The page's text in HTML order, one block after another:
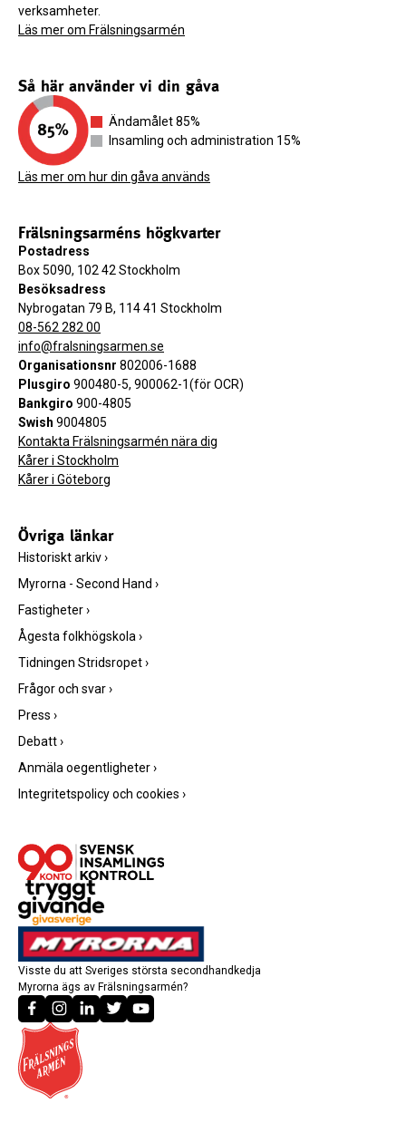
verksamheter.
Läs mer om Frälsningsarmén
Så här använder vi din gåva
Ändamålet 85%
Insamling och administration 15%
Läs mer om hur din gåva används
Frälsningsarméns högkvarter
Postadress
Box 5090, 102 42 Stockholm
Besöksadress
Nybrogatan 79 B, 114 41 Stockholm
08-562 282 00
info@fralsningsarmen.se
Organisationsnr 802006-1688
Plusgiro 900480-5, 900062-1(för OCR)
Bankgiro 900-4805
Swish 9004805
Kontakta Frälsningsarmén nära dig
Kårer i Stockholm
Kårer i Göteborg
Övriga länkar
Historiskt arkiv›
Myrorna - Second Hand ›
Fastigheter›
Ågesta folkhögskola ›
Tidningen Stridsropet›
Frågor och svar›
Press ›
Debatt›
Anmäla oegentligheter›
Integritetspolicy och cookies ›
Visste du att Sveriges största secondhandkedja
Myrorna ägs av Frälsningsarmén?